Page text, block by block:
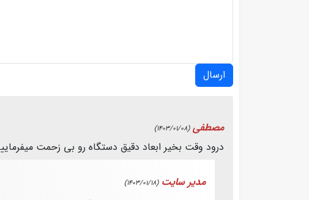
ارسال
مصطفی(1403/01/08)
درود وقت بخیر ابعاد دقیق دستگاه رو بی زحمت
مدیر سایت (1403/01/18)